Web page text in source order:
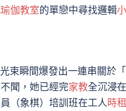
瑜伽教室的單戀中尋找邏輯
光束瞬間爆發出一連串關於
聞，她已經完家教全沉浸
（象棋）培訓班在工人時租